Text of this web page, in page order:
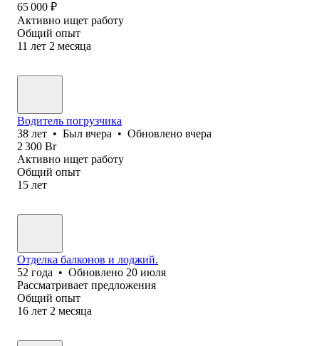
65 000 ₽
Активно ищет работу
Общий опыт
11 лет 2 месяца
Водитель погрузчика
38 лет • Был вчера • Обновлено вчера
2 300 Br
Активно ищет работу
Общий опыт
15 лет
Отделка балконов и лоджий.
52 года • Обновлено 20 июля
Рассматривает предложения
Общий опыт
16 лет 2 месяца